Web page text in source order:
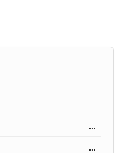
...
...